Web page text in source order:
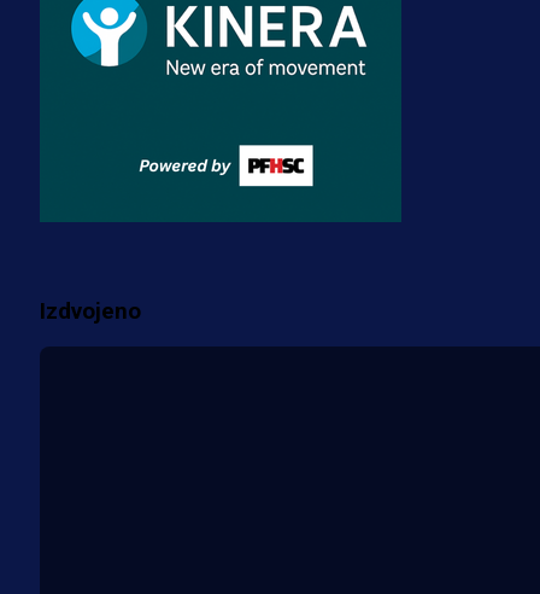
3 sedmica 3 dan
Premijer liga BiH
za pranje novca, pretresaju
prostorije FK Borac!
Izdvojeno